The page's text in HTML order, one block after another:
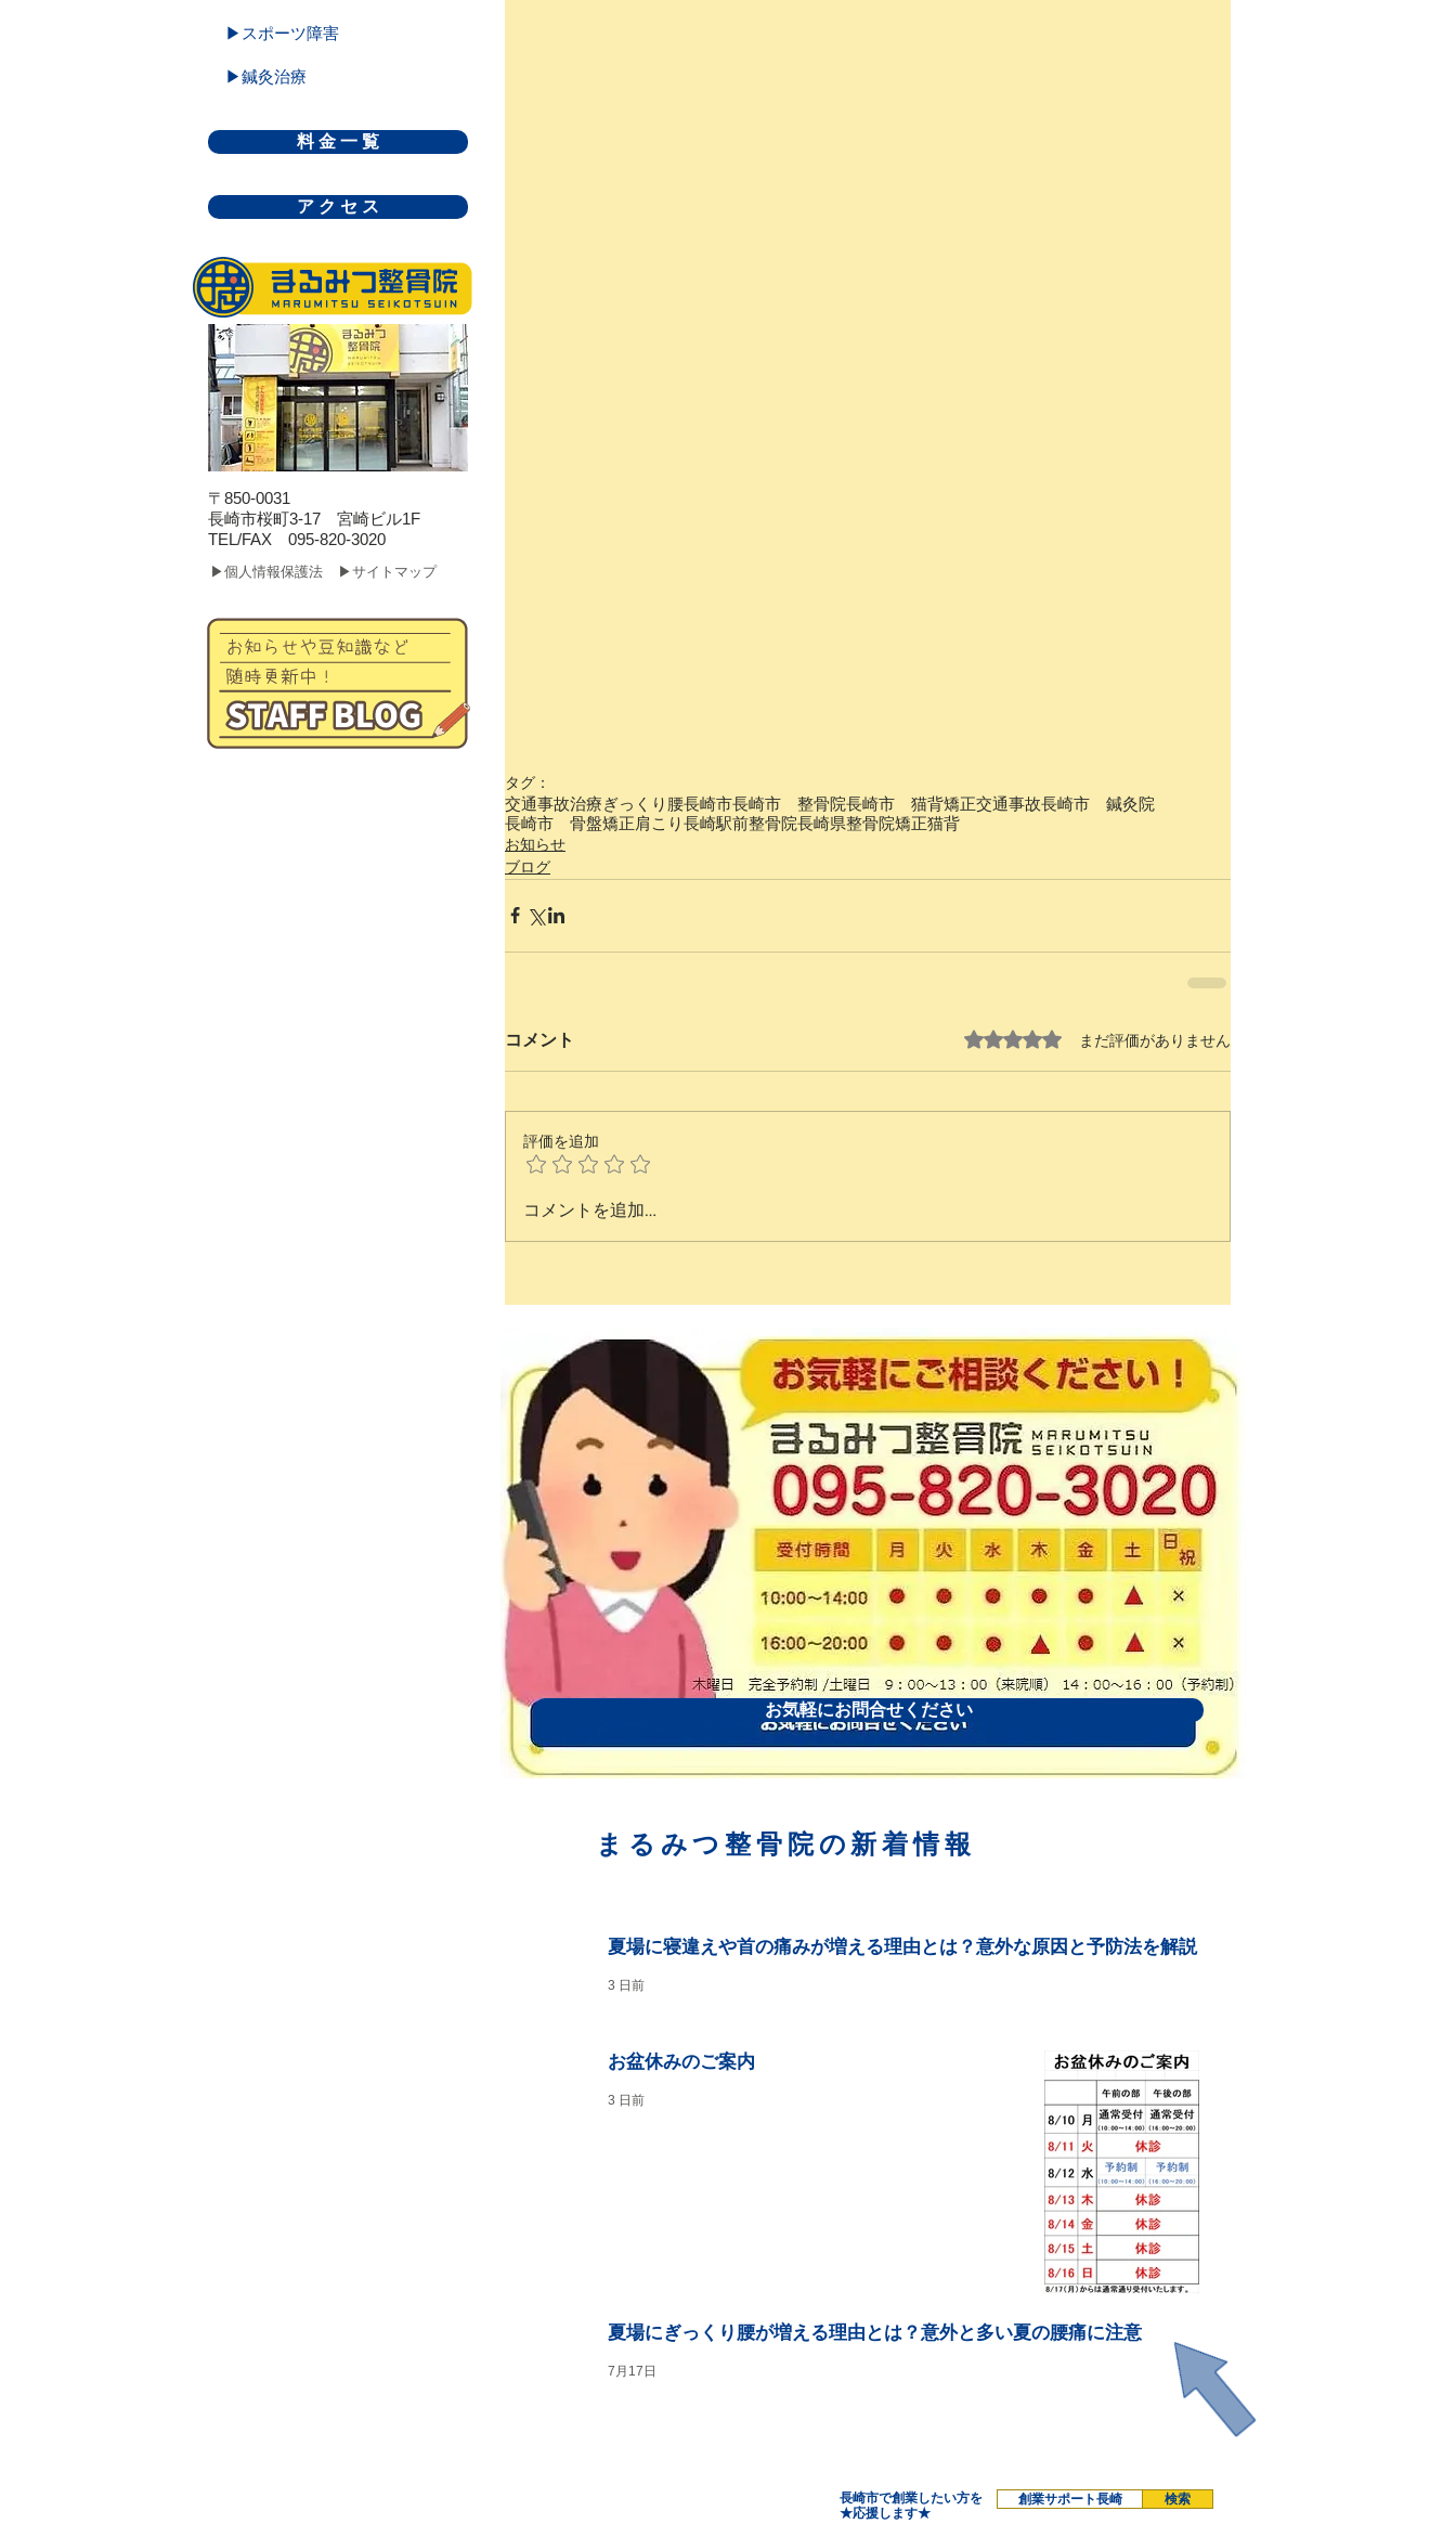
▶スポーツ障害
▶鍼灸治療
料 金 一 覧
ア ク セ ス
〒850-0031
長崎市桜町3-17 宮崎ビル1F
​TEL/FAX 095-820-3020
▶個人情報保護法 ▶サイトマップ
タグ：
交通事故治療ぎっくり腰長崎市長崎市 整骨院長崎市 猫背矯正交通事故長崎市 鍼灸院
長崎市 骨盤矯正肩こり長崎駅前整骨院長崎県整骨院矯正猫背
お知らせ
ブログ
コメント 5つ星のうち0と評価されています。
まだ評価がありません
評価を追加
コメントを追加…
お気軽にお問合せください
まるみつ整骨院の新着情報
夏場に寝違えや首の痛みが増える理由とは？意外な原因と予防法を解説
3 日前
お盆休みのご案内
3 日前
夏場にぎっくり腰が増える理由とは？意外と多い夏の腰痛に注意
7月17日
長崎市で創業したい方を
​★応援します★
創業サポート長崎 検索